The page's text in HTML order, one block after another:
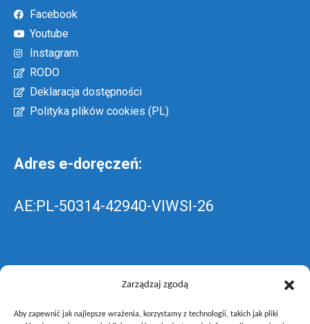
Zarządzaj zgodą
Aby zapewnić jak najlepsze wrażenia, korzystamy z technologii, takich jak pliki
Facebook
Youtube
Instagram
RODO
Deklaracja dostępności
Polityka plików cookies (PL)
Adres e-doręczeń:
AE:PL-50314-42940-VIWSI-26
Skrzynka EPUAP: ZespolLowicz
wyślij pismo ogólne do szkoły –poprzez